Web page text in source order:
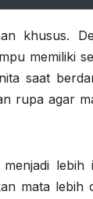
khusus.
memiliki
saat
rupa agar
lebih
mata lebih